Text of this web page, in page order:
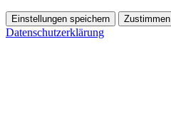
Einstellungen speichern Zustimmen
Datenschutzerklärung